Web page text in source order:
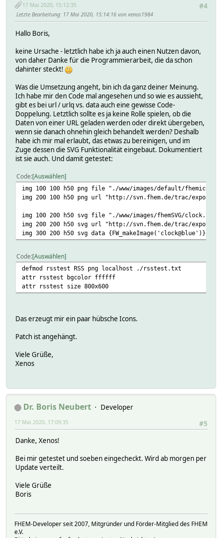
#4
17 Mai 2020, 15:12:35
Letzte Bearbeitung: 17 Mai 2020, 15:14:16 von xenos1984
Hallo Boris,
keine Ursache - letztlich habe ich ja auch einen Nutzen davon,
von daher Danke für die Programmierarbeit, die da schon
dahinter steckt!
Was die Umsetzung angeht, bin ich da ganz deiner Meinung.
Ich habe mir den Code mal angesehen und so wie es aussieht,
gibt es bei url / urlq vs. data auch eine gewisse Code-
Doppelung. Letztlich sollte es ja keine Rolle spielen, ob die
Daten von einer URL geladen werden oder direkt übergeben,
wenn sie danach ohnehin gleich behandelt werden? Deshalb
habe ich mir mal erlaubt, das etwas zu bereinigen, und im
Zuge dessen die SVG Funktionalität eingebaut. Dokumentiert
ist sie auch. Und damit getestet:
Code Auswählen
img 100 100 h50 png file "./www/images/default/
img 200 100 h50 png url "http://svn.fhem.de/trac/export/
img 100 200 h50 svg file "./www/images/fhemSVG/clock.svg"
img 200 200 h50 svg url "http://svn.fhem.de/trac/export/
img 300 200 h50 svg data {FW_makeImage('clock@blue')}
Code Auswählen
defmod rsstest RSS png localhost ./rsstest.txt
attr rsstest bgcolor ffffff
attr rsstest size 800x600
Das erzeugt mir ein paar hübsche Icons.
Patch ist angehängt.
Viele Grüße,
Xenos
Dr. Boris Neubert
Developer
#5
17 Mai 2020, 17:09:35
Danke, Xenos!
Bei mir getestet und soeben eingecheckt. Wird ab morgen per
Update verteilt.
Viele Grüße
Boris
FHEM-Developer seit 2007, Mitgründer und Förder-Mitglied des FHEM
e.V.